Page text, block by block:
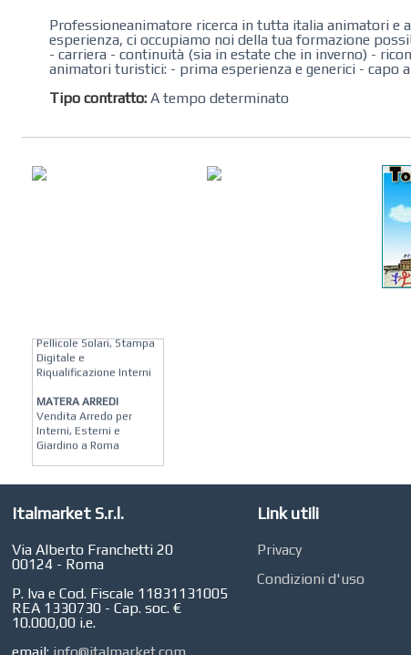
Professioneanimatore ricerca in tutta italia animatori
esperienza, ci occupiamo noi della tua formazione
- carriera - continuità (sia in estate che in inverno) -
animatori turistici: - prima esperienza e generici - capo
Tipo contratto: A tempo determinato
Pellicole Solari, Stampa
Digitale e
Riqualificazione Interni
MATERA ARREDI
Vendita Arredo per
Interni, Esterni e
Giardino a Roma
STUDIO MICCI
Antonella Micci,
Revisore dei Conti a
AZIENDA AGRICOLA DI
COLA
Roma
CONCEPT POINT
Italmarket S.r.l.
Via Alberto Franchetti 20
00124 - Roma
P. Iva e Cod. Fiscale 11831131005
REA 1330730 - Cap. soc. €
10.000,00 i.e.
email: info@italmarket.com
Link utili
Privacy
Condizioni d'uso